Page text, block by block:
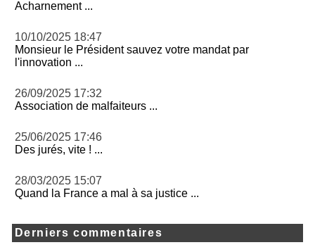
Acharnement ...
10/10/2025 18:47
Monsieur le Président sauvez votre mandat par
l'innovation ...
26/09/2025 17:32
Association de malfaiteurs ...
25/06/2025 17:46
Des jurés, vite ! ...
28/03/2025 15:07
Quand la France a mal à sa justice ...
Derniers commentaires